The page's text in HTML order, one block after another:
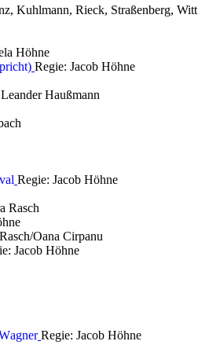
Kuhlmann, Rieck, Straßenberg, Witt
Höhne
pricht) Regie: Jacob Höhne
Haußmann
val Regie: Jacob Höhne
Rasch
Oana Cirpanu
Jacob Höhne
agner Regie: Jacob Höhne